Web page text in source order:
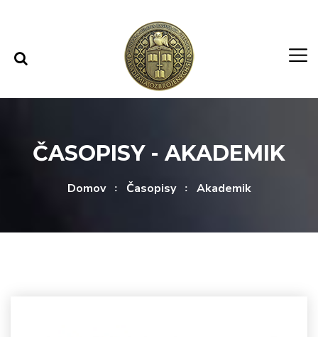
ČASOPISY - AKADEMIK
Domov Časopisy Akademik